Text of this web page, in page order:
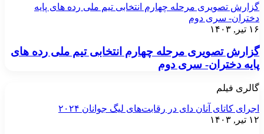
گزارش تصویری مرحله چهارم انتخابی تیم ملی رده های پایه
دختران- سری دوم
۱۶ تیر, ۱۴۰۳
گزارش تصویری مرحله چهارم انتخابی تیم ملی رده های
پایه دختران- سری دوم
گالری فیلم
اجرای کاتای آنان دای در رقابت‌های لیگ جوانان ۲۰۲۴
۱۲ تیر, ۱۴۰۳